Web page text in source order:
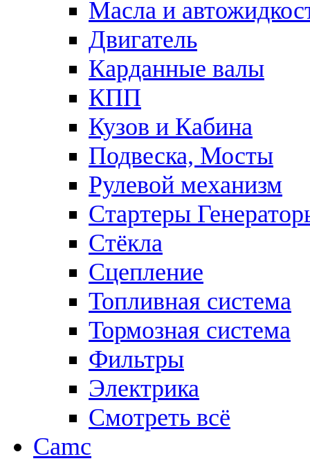
Масла и
Двигатель
Карданные валы
КПП
Кузов и Кабина
Подвеска, Мосты
Рулевой механизм
Стартеры
Стёкла
Сцепление
Топливная система
Тормозная система
Фильтры
Электрика
Смотреть всё
Camc